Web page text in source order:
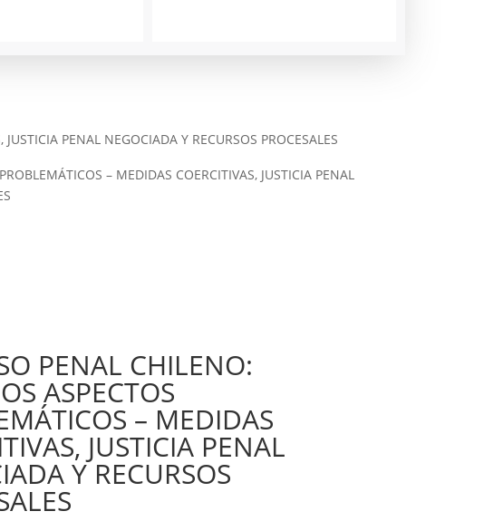
PENAL NEGOCIADA Y RECURSOS PROCESALES
– MEDIDAS COERCITIVAS, JUSTICIA PENAL
PENAL CHILENO:
ASPECTOS
– MEDIDAS
JUSTICIA PENAL
Y RECURSOS